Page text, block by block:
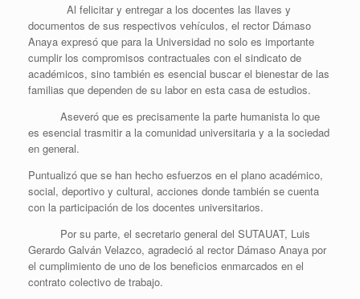
Al felicitar y entregar a los docentes las llaves y
documentos de sus respectivos vehículos, el rector Dámaso
Anaya expresó que para la Universidad no solo es importante
cumplir los compromisos contractuales con el sindicato de
académicos, sino también es esencial buscar el bienestar de las
familias que dependen de su labor en esta casa de estudios.
Aseveró que es precisamente la parte humanista lo que
es esencial trasmitir a la comunidad universitaria y a la sociedad
en general.
Puntualizó que se han hecho esfuerzos en el plano académico,
social, deportivo y cultural, acciones donde también se cuenta
con la participación de los docentes universitarios.
Por su parte, el secretario general del SUTAUAT, Luis
Gerardo Galván Velazco, agradeció al rector Dámaso Anaya por
el cumplimiento de uno de los beneficios enmarcados en el
contrato colectivo de trabajo.